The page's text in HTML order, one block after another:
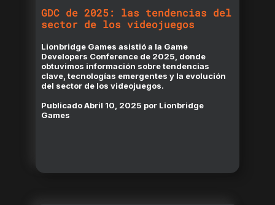
GDC de 2025: las tendencias del
sector de los videojuegos
Lionbridge Games asistió a la Game
Developers Conference de 2025, donde
obtuvimos información sobre tendencias
clave, tecnologías emergentes y la evolución
del sector de los videojuegos.
PublicadoAbril 10, 2025 por Lionbridge
Games